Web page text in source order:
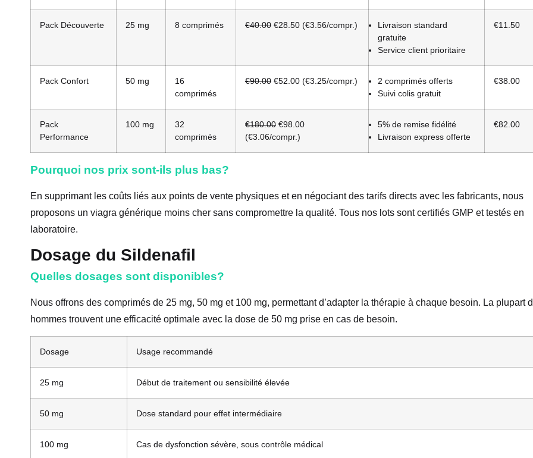
Pack Découverte 25 mg 8 comprimés €40.00 €28.50 (€3.56/compr.)
Livraison standard
gratuite
Service client prioritaire
€11.50
Pack Confort 50 mg
16
comprimés
€90.00 €52.00 (€3.25/compr.)
2 comprimés offerts
Suivi colis gratuit
€38.00
Pack
Performance
100 mg
32
comprimés
€180.00 €98.00
(€3.06/compr.)
5% de remise fidélité
Livraison express offerte
€82.00
Pourquoi nos prix sont-ils plus bas?
En supprimant les coûts liés aux points de vente physiques et en négociant des tarifs directs avec les fabricants, nous
proposons un viagra générique moins cher sans compromettre la qualité. Tous nos lots sont certifiés GMP et testés en
laboratoire.
Dosage du Sildenafil
Quelles dosages sont disponibles?
Nous offrons des comprimés de 25 mg, 50 mg et 100 mg, permettant d’adapter la thérapie à chaque besoin. La plupart
hommes trouvent une efficacité optimale avec la dose de 50 mg prise en cas de besoin.
Dosage Usage recommandé
25 mg Début de traitement ou sensibilité élevée
50 mg Dose standard pour effet intermédiaire
100 mg Cas de dysfonction sévère, sous contrôle médical